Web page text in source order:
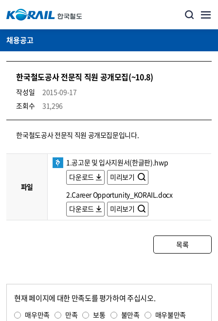
채용공고
한국철도공사 전문직 직원 공개모집(~10.8)
작성일
2015-09-17
조회수
31,296
코레일소개_경영공시_채용공고 상세보기 – 내용, 파일, 담당자 연락처로 구성
한국철도공사 전문직 직원 공개모집문입니다.
파일
1.공고문 및 입사지원서(한글판).hwp
다운로드
미리보기
2.Career Opportunity_KORAIL.docx
다운로드
미리보기
목록
현재 페이지에 대한 만족도를 평가하여 주십시오.
매우만족 만족 보통 불만족 매우불만족